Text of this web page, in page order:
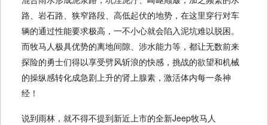
路、岩石路、狭窄路段、高低起伏的地势，在这里穿行对车
辆的通过性能要求极高，一不小心就会陷入泥坑难以脱困。
而牧马人极具优势的离地间隙、涉水能力等，都让无数前来
探险的勇士们得以享受劈风斩浪的快感，挑战的欲望和机械
的操纵感转化成急剧上升的肾上腺素，激活体内每一条神
经！
说到雨林，就不得不提到新近上市的全新Jeep牧马人